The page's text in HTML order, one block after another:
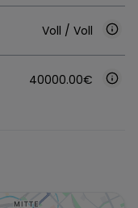
Voll / Voll
40000.00€